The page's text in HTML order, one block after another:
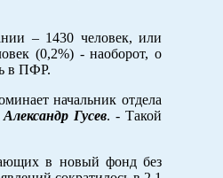
– 1430 человек, или
(0,2%) - наоборот, о
в ПФР.
начальник отдела
Александр Гусев. - Такой
в новый фонд без